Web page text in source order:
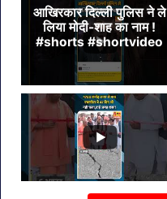
आखिरकार दिल्ली पुलिस ने ले
लिया मोदी-शाह का नाम !
#shorts #shortvideo